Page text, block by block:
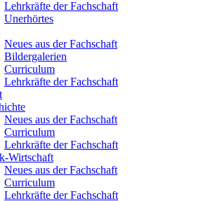
Lehrkräfte der Fachschaft
Unerhörtes
Neues aus der Fachschaft
Bildergalerien
Curriculum
Lehrkräfte der Fachschaft
Neues aus der Fachschaft
Curriculum
Lehrkräfte der Fachschaft
Wirtschaft
Neues aus der Fachschaft
Curriculum
Lehrkräfte der Fachschaft